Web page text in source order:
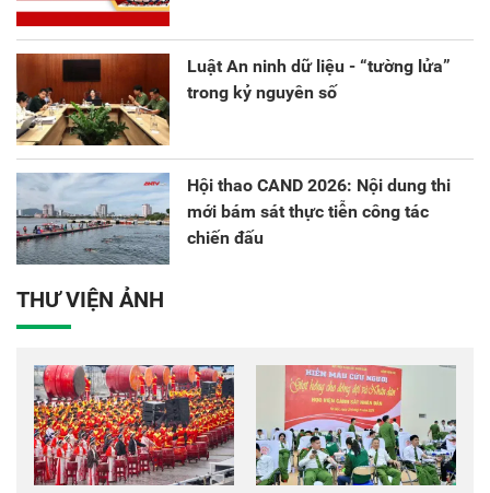
Luật An ninh dữ liệu - “tường lửa”
trong kỷ nguyên số
Hội thao CAND 2026: Nội dung thi
mới bám sát thực tiễn công tác
chiến đấu
THƯ VIỆN ẢNH